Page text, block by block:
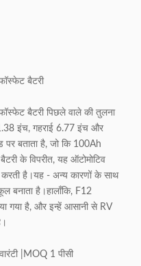
बैटरी
बैटरी पिछले वाले की तुलना
इंच, गहराई 6.77 इंच और
बताता है, जो कि 100Ah
के विपरीत, यह ऑटोमोटिव
करती है।यह - अन्य कारणों के साथ
बनाता है।हालाँकि, F12
गया है, और इन्हें आसानी से RV
|MOQ 1 पीसी